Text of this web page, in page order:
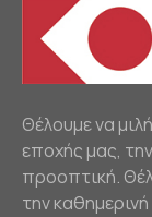
Θέλουμε να
εποχής μας,
προοπτική.
την